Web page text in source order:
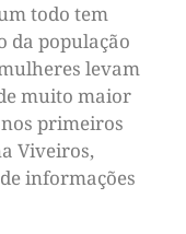
todo tem
da população
levam
muito maior
primeiros
Viveiros,
informações